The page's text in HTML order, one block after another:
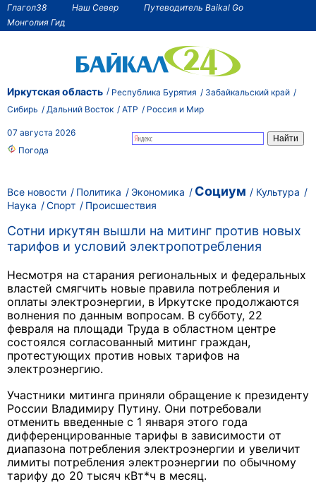
Глагол38 Наш Север
Путеводитель Baikal Go
Монголия Гид
Иркутская область Республика Бурятия
Забайкальский край
Сибирь
Дальний Восток АТР Россия и Мир
07 августа 2026
Погода
Все новости Политика Экономика Социум
Культура
Наука
Спорт Происшествия
Сотни иркутян вышли на митинг против новых
тарифов и условий электропотребления
Несмотря на старания региональных и федеральных
властей смягчить новые правила потребления и
оплаты электроэнергии, в Иркутске продолжаются
волнения по данным вопросам. В субботу, 22
февраля на площади Труда в областном центре
состоялся согласованный митинг граждан,
протестующих против новых тарифов на
электроэнергию.
Участники митинга приняли обращение к президенту
России Владимиру Путину. Они потребовали
отменить введенные с 1 января этого года
дифференцированные тарифы в зависимости от
диапазона потребления электроэнергии и увеличит
лимиты потребления электроэнергии по обычному
тарифу до 20 тысяч кВт*ч в месяц.